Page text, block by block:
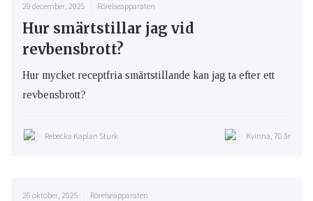
29 december, 2025 Rörelseapparaten
Hur smärtstillar jag vid
revbensbrott?
Hur mycket receptfria smärtstillande kan jag ta efter ett
revbensbrott?
Rebecka Kaplan Sturk Kvinna, 70 år
26 oktober, 2025 Rörelseapparaten